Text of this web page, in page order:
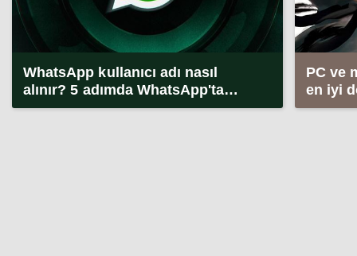
WhatsApp kullanıcı adı nasıl
alınır? 5 adımda WhatsApp'ta
kullanıcı adı alma (2026)
PC ve
en iyi